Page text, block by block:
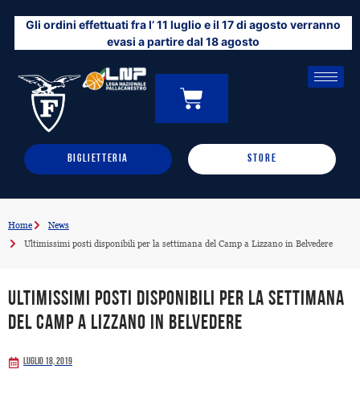
contenuto
Gli ordini effettuati fra l’ 11 luglio e il 17 di agosto verranno
evasi a partire dal 18 agosto
0
CARRELLO
BIGLIETTERIA STORE
Home
News
Ultimissimi posti disponibili per la settimana del Camp a Lizzano in Belvedere
Ultimissimi posti disponibili per la settimana
del Camp a Lizzano in Belvedere
Luglio 18, 2019